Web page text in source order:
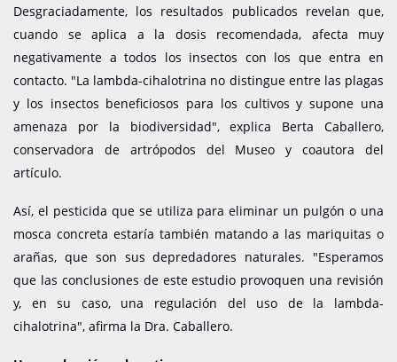
Desgraciadamente, los resultados publicados revelan que,
cuando se aplica a la dosis recomendada, afecta muy
negativamente a todos los insectos con los que entra en
contacto. "La lambda-cihalotrina no distingue entre las plagas
y los insectos beneficiosos para los cultivos y supone una
amenaza por la biodiversidad", explica Berta Caballero,
conservadora de artrópodos del Museo y coautora del
artículo.
Así, el pesticida que se utiliza para eliminar un pulgón o una
mosca concreta estaría también matando a las mariquitas o
arañas, que son sus depredadores naturales. "Esperamos
que las conclusiones de este estudio provoquen una revisión
y, en su caso, una regulación del uso de la lambda-
cihalotrina", afirma la Dra. Caballero.